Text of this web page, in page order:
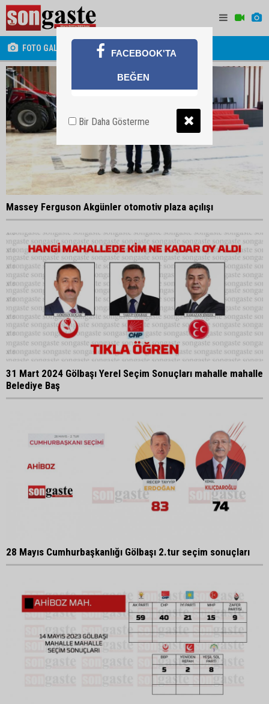
FOTO GALERİ
Massey Ferguson Akgünler otomotiv plaza açılışı
31 Mart 2024 Gölbaşı Yerel Seçim Sonuçları mahalle mahalle
Belediye Baş
28 Mayıs Cumhurbaşkanlığı Gölbaşı 2.tur seçim sonuçları
FACEBOOK'TA
BEĞEN
Bir Daha Gösterme